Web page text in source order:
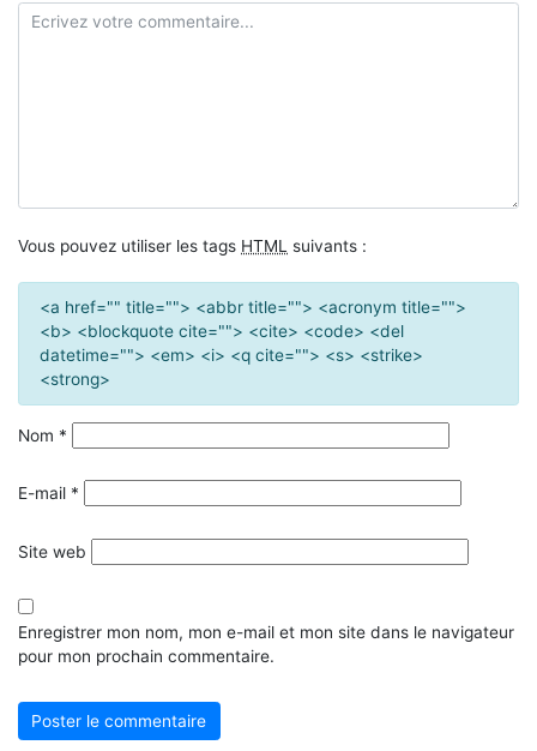
Vous pouvez utiliser les tags HTML suivants :
<a href="" title=""> <abbr title=""> <acronym title="">
<b> <blockquote cite=""> <cite> <code> <del
datetime=""> <em> <i> <q cite=""> <s> <strike>
<strong>
Nom *
E-mail *
Site web
Enregistrer mon nom, mon e-mail et mon site dans le navigateur
pour mon prochain commentaire.